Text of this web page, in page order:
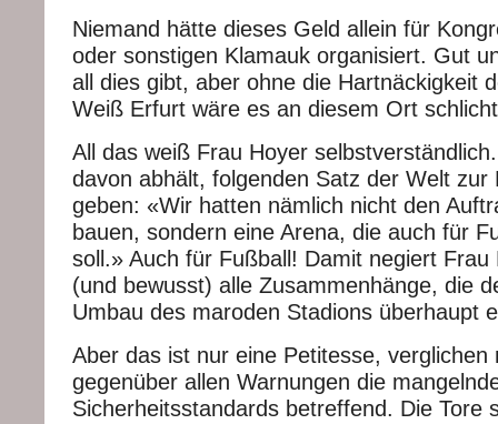
Niemand hätte dieses Geld allein für
oder sonstigen Klamauk organisiert. Gut
all dies gibt, aber ohne die Hartnäckigkeit
Weiß Erfurt wäre es an diesem Ort
All das weiß Frau Hoyer
davon abhält, folgenden Satz der Welt zur
geben: «Wir hatten nämlich nicht den
bauen, sondern eine Arena, die auch für
soll.» Auch für Fußball! Damit negiert Frau
(und bewusst) alle Zusammenhänge, die
Umbau des maroden Stadions überhaupt
Aber das ist nur eine Petitesse, verglichen
gegenüber allen Warnungen die
Sicherheitsstandards betreffend. Die Tore